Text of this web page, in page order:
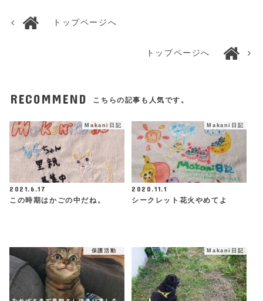
トップページへ
トップページへ
RECOMMEND こちらの記事も人気です。
Makani日記
2021.6.17
この時期はかごの中だね。
Makani日記
2020.11.1
シークレット花火やめてよ
保護活動 Makani日記